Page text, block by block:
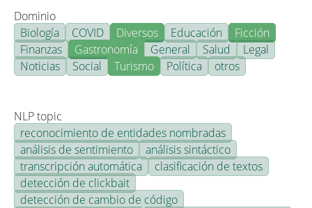
Dominio
Biología
COVID Diversos Educación
Ficción
Finanzas
Gastronomía General Salud
Legal
Noticias
Social Turismo Política otros
NLP topic
reconocimiento de entidades nombradas
análisis de sentimiento
análisis sintáctico
transcripción automática
clasificación de textos
detección de clickbait
detección de cambio de código